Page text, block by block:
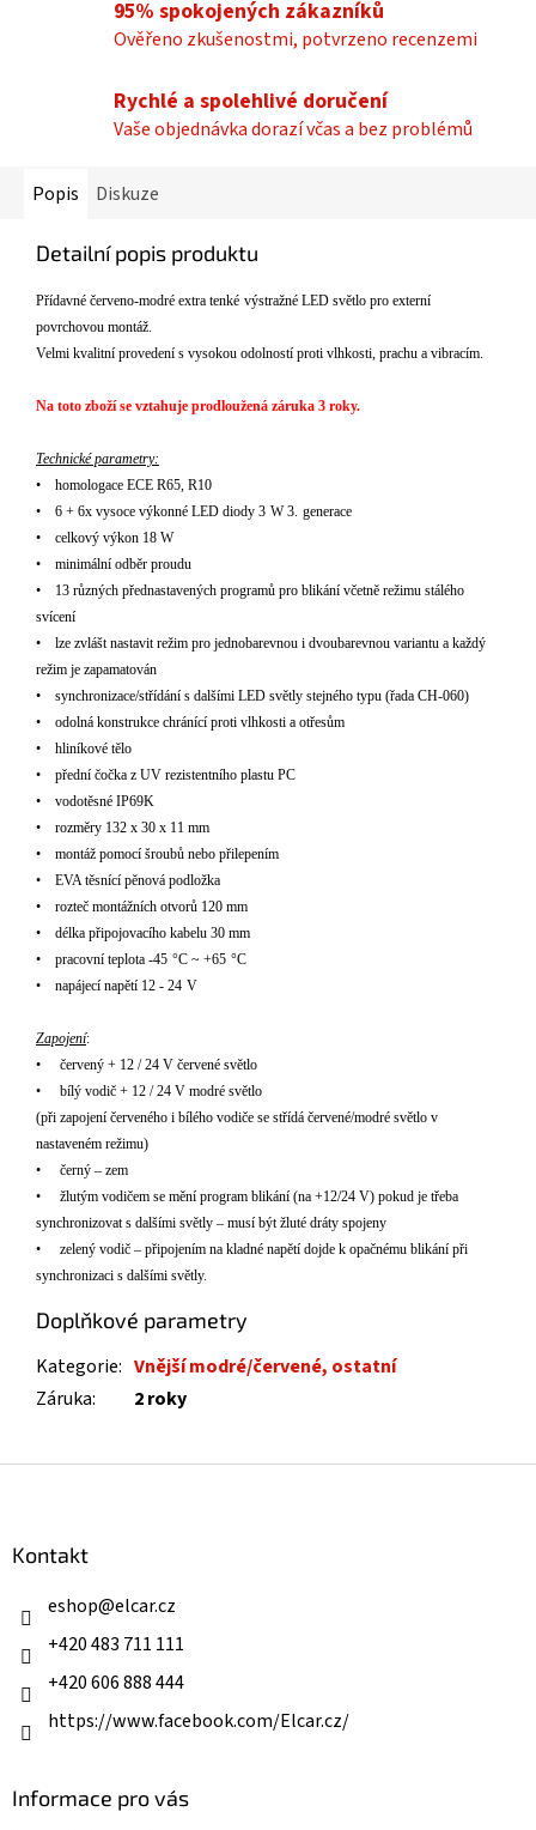
95% spokojených zákazníků
Ověřeno zkušenostmi, potvrzeno recenzemi
Rychlé a spolehlivé doručení
Vaše objednávka dorazí včas a bez problémů
Popis Diskuze
Detailní popis produktu
Přídavné červeno-modré extra tenké výstražné LED světlo pro externí
povrchovou montáž.
Velmi kvalitní provedení s vysokou odolností proti vlhkosti, prachu a vibracím.
Na toto zboží se vztahuje prodloužená záruka 3 roky.
Technicképarametry:
• homologace ECE R65, R10
• 6 + 6x vysoce výkonné LED diody 3 W 3. generace
• celkový výkon 18 W
• minimální odběr proudu
• 13 různých přednastavených programů pro blikání včetně režimu stálého
svícení
• lze zvlášt nastavit režim pro jednobarevnou i dvoubarevnou variantu a každý
režim je zapamatován
• synchronizace/střídání s dalšími LED světly stejného typu (řada CH-060)
• odolná konstrukce chránící proti vlhkosti a otřesům
• hliníkové tělo
• přední čočka z UV rezistentního plastu PC
• vodotěsné IP69K
• rozměry 132 x 30 x 11 mm
• montáž pomocí šroubů nebo přilepením
• EVA těsnící pěnová podložka
• rozteč montážních otvorů 120 mm
• délka připojovacího kabelu 30 mm
• pracovní teplota -45 °C ~ +65 °C
• napájecí napětí 12 - 24 V
Zapojení:
•
červený + 12 / 24 V červené světlo
•
bílý vodič + 12 / 24 V modré světlo
(při zapojení červeného i bílého vodiče se střídá červené/modré světlo v
nastaveném režimu)
•
černý – zem
•
žlutým vodičem se mění program blikání (na +12/24 V) pokud je třeba
synchronizovat s dalšími světly – musí být žluté dráty spojeny
•
zelený vodič – připojením na kladné napětí dojde k opačnému blikání při
synchronizaci s dalšími světly.
Doplňkové parametry
Kategorie: Vnější modré/červené, ostatní
Záruka: 2 roky
Kontakt
eshop@elcar.cz
+420 483 711 111
+420 606 888 444
https://www.facebook.com/Elcar.cz/
Informace pro vás